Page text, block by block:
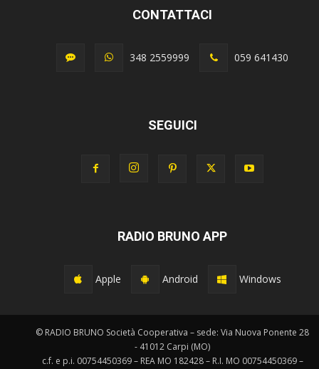
CONTATTACI
348 2559999 059 641430
SEGUICI
RADIO BRUNO APP
Apple Android Windows
© RADIO BRUNO Società Cooperativa – sede: Via Nuova Ponente 28
- 41012 Carpi (MO)
c.f. e p.i. 00754450369 – REA MO 182428 – R.I. MO 00754450369 –